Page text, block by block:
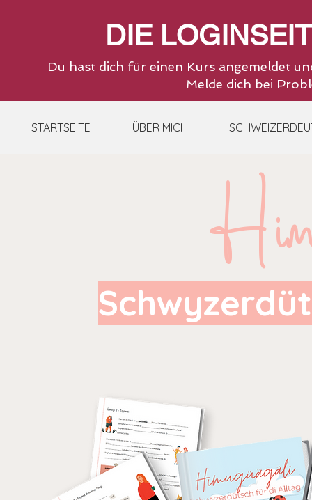
DIE
Du hast dich für einen Kurs angemeldet
Melde dich bei
STARTSEITE ÜBER MICH